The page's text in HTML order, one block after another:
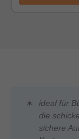
ideal für
die
sichere